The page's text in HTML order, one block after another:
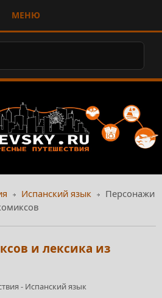
МЕНЮ
Испанский язык
Персонажи
и лексика из
- Испанский язык